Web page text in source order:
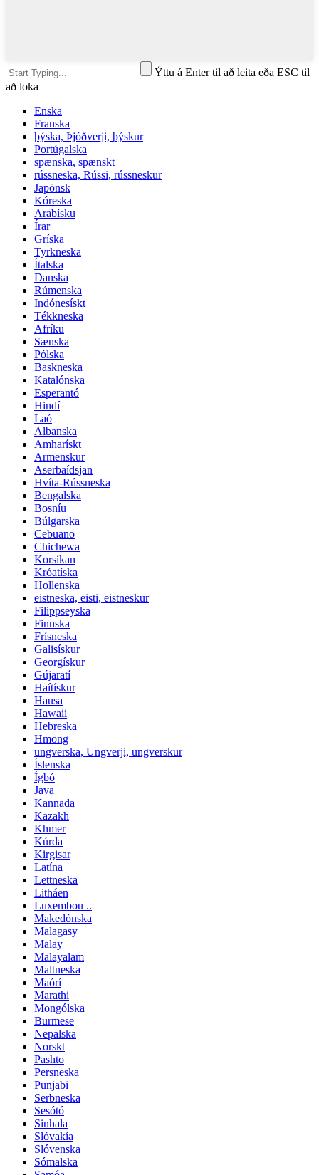
Ýttu á Enter til að leita eða ESC til
að loka
Enska
Franska
þýska, Þjóðverji, þýskur
Portúgalska
spænska, spænskt
rússneska, Rússi, rússneskur
Japönsk
Kóreska
Arabísku
Írar
Gríska
Tyrkneska
Ítalska
Danska
Rúmenska
Indónesískt
Tékkneska
Afríku
Sænska
Pólska
Baskneska
Katalónska
Esperantó
Hindí
Laó
Albanska
Amharískt
Armenskur
Aserbaídsjan
Hvíta-Rússneska
Bengalska
Bosníu
Búlgarska
Cebuano
Chichewa
Korsíkan
Króatíska
Hollenska
eistneska, eisti, eistneskur
Filippseyska
Finnska
Frísneska
Galisískur
Georgískur
Gújaratí
Haítískur
Hausa
Hawaii
Hebreska
Hmong
ungverska, Ungverji, ungverskur
Íslenska
Ígbó
Java
Kannada
Kazakh
Khmer
Kúrda
Kirgisar
Latína
Lettneska
Litháen
Luxembou ..
Makedónska
Malagasy
Malay
Malayalam
Maltneska
Maórí
Marathi
Mongólska
Burmese
Nepalska
Norskt
Pashto
Persneska
Punjabi
Serbneska
Sesótó
Sinhala
Slóvakía
Slóvenska
Sómalska